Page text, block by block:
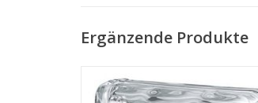
Ergänzende Produkte
ZUM WARENKORB HINZUFÜGEN